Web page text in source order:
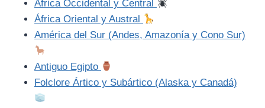
África Occidental y Central
África Oriental y Austral
América del Sur (Andes, Amazonía y Cono Sur)
Antiguo Egipto
Folclore Ártico y Subártico (Alaska y Canadá)